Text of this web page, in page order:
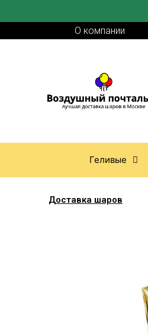
О компании
Геливые
Доставка шаров